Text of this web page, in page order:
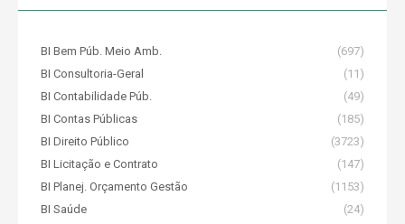
BI Bem Púb. Meio Amb.
(697)
BI Consultoria-Geral
(11)
BI Contabilidade Púb.
(49)
BI Contas Públicas
(185)
BI Direito Público
(3723)
BI Licitação e Contrato
(147)
BI Planej. Orçamento Gestão
(1153)
BI Saúde
(24)